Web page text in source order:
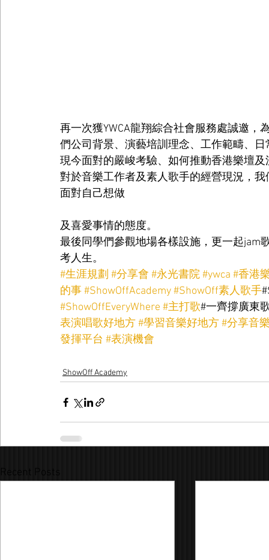
再一次獲YWCA龍翔綜合社會服務處誠邀
們公司背景、演藝培訓理念、工作範疇、
現今面對的嚴峻考驗、如何推動香港樂壇
對於音樂工作者及素人歌手的經營現況，
面對自己想做
及喜愛事情的態度。
最後同學們參觀地場各樣設施，更一起jam
考人生。
#生涯規劃 #分享會 #永光書院#ywca #香港
的事#ShowOffAcademy#ShowOff素人歌手
#ShowOffEveryWhere #主打歌#一齊撐廣東
表演唱歌好地方#學習音樂好地方#分享音
發揮平台 #表演機會
ShowOff Academy